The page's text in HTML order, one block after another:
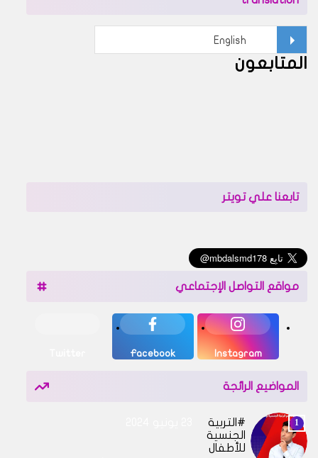
المتابعون
تابعنا علي تويتر
مواقع التواصل الإجتماعي
Instagram
Facebook
المواضيع الرائجة
التربية
الجنسية
للأطفال